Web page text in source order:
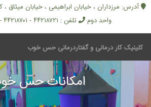
واحد دوم
تلفن : ۴۴۲۱۸۷۲۱ - ۴۴۲۱۸۷۰۱ - ۰۹۱۲۵۹۴۷۸۷۱
کلینیک کار درمانی و گفتاردرمانی حس خوب
امکانات حس